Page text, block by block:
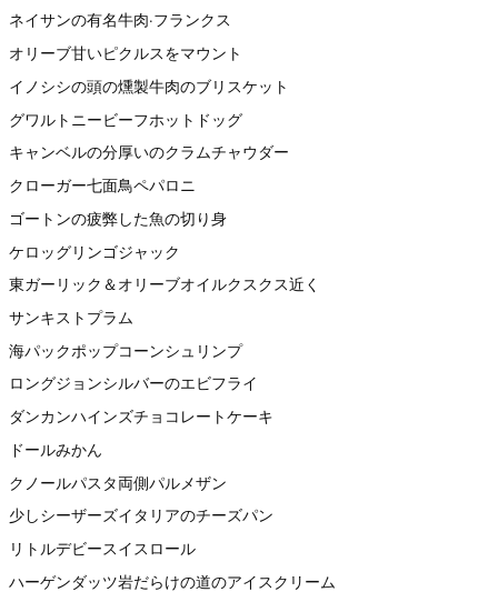
ネイサンの有名牛肉·フランクス
オリーブ甘いピクルスをマウント
イノシシの頭の燻製牛肉のブリスケット
グワルトニービーフホットドッグ
キャンベルの分厚いのクラムチャウダー
クローガー七面鳥ペパロニ
ゴートンの疲弊した魚の切り身
ケロッグリンゴジャック
東ガーリック＆オリーブオイルクスクス近く
サンキストプラム
海パックポップコーンシュリンプ
ロングジョンシルバーのエビフライ
ダンカンハインズチョコレートケーキ
ドールみかん
クノールパスタ両側パルメザン
少しシーザーズイタリアのチーズパン
リトルデビースイスロール
ハーゲンダッツ岩だらけの道のアイスクリーム